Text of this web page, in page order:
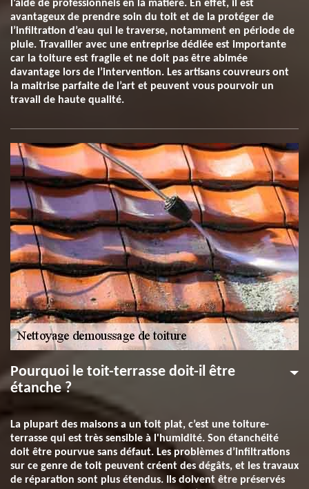
l’aide de professionnels en la matière. En effet, il est
avantageux de prendre soin du toit et de la protéger de
l’infiltration d’eau qui le traverse, notamment en période de
pluie. Travailler avec une entreprise dédiée est importante
car la toiture est fragile et ne doit pas être abimée
davantage lors de l’intervention. Les artisans couvreurs ont
la maitrise parfaite de l’art et peuvent vous pourvoir un
travail de haute qualité.
Pourquoi le toit-terrasse doit-il être
étanche ?
La plupart des maisons a un toit plat, c’est une toiture-
terrasse qui est très sensible à l'humidité. Son étanchéité
doit être pourvue sans défaut. Les problèmes d’infiltrations
sur ce genre de toit peuvent créent des dégâts, et les travaux
de réparation sont plus étendus. Ils doivent être préservés